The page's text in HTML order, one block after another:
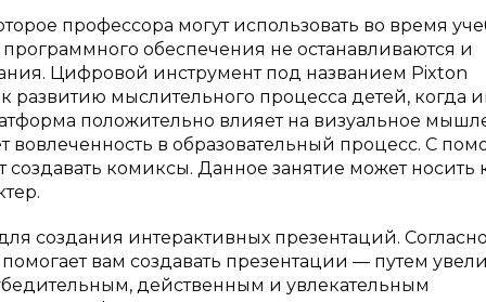
профессора могут использовать во время
обеспечения не останавливаются и
Цифровой инструмент под названием Pixton
мыслительного процесса детей, когда
положительно влияет на визуальное
вовлеченность в образовательный процесс. С
создавать комиксы. Данное занятие может носить
создания интерактивных презентаций.
вам создавать презентации — путем
действенным и увлекательным